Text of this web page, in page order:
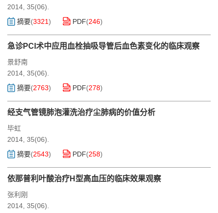
2014, 35(06).
摘要(3321) PDF(246)
急诊PCI术中应用血栓抽吸导管后血色素变化的临床观察
景舒南
2014, 35(06).
摘要(2763) PDF(278)
经支气管镜肺泡灌洗治疗尘肺病的价值分析
毕虹
2014, 35(06).
摘要(2543) PDF(258)
依那普利叶酸治疗H型高血压的临床效果观察
张利刚
2014, 35(06).